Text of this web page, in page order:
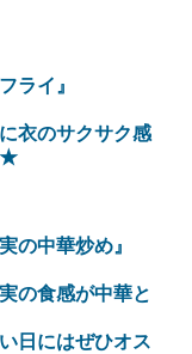
ライ』
衣のサクサク感
★
の中華炒め』
の食感が中華と
日にはぜひオス